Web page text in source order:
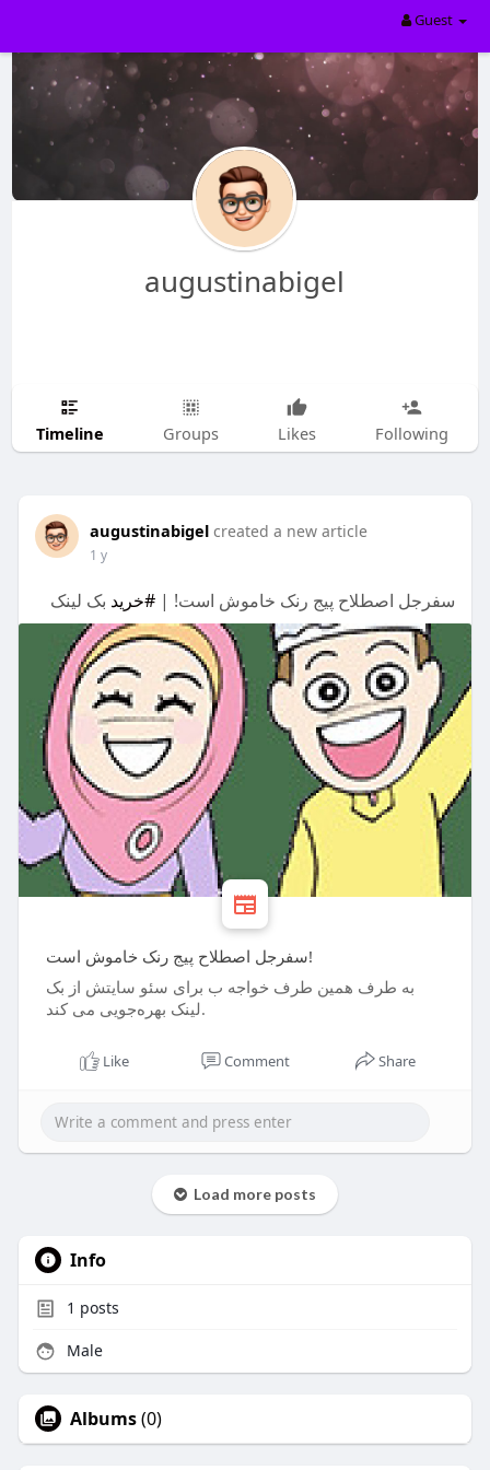
Guest
augustinabigel
Timeline Groups Likes Following
augustinabigel created a new article
1 y
سفرجل اصطلاح پیج رنک خاموش است! | #خرید بک لینک
سفرجل اصطلاح پیج رنک خاموش است!
به طرف همین طرف خواجه ب برای سئو سایتش از بک
لینک بهره‌جویی می کند.
Like Comment Share
Load more posts
Info
1 posts
Male
Albums(0)